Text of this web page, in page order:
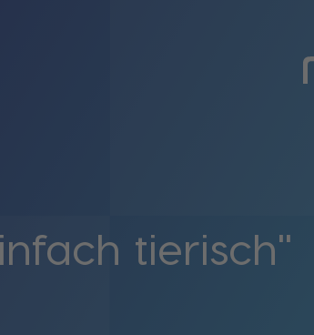
tierisch"